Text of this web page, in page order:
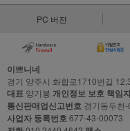
PC 버전
이쁘니네
경기 양주시 화합로1710번길
대표 양기봉 개인정보 보호 책임
통신판매업신고번호 경기동두천
사업자 등록번호677-43-00073